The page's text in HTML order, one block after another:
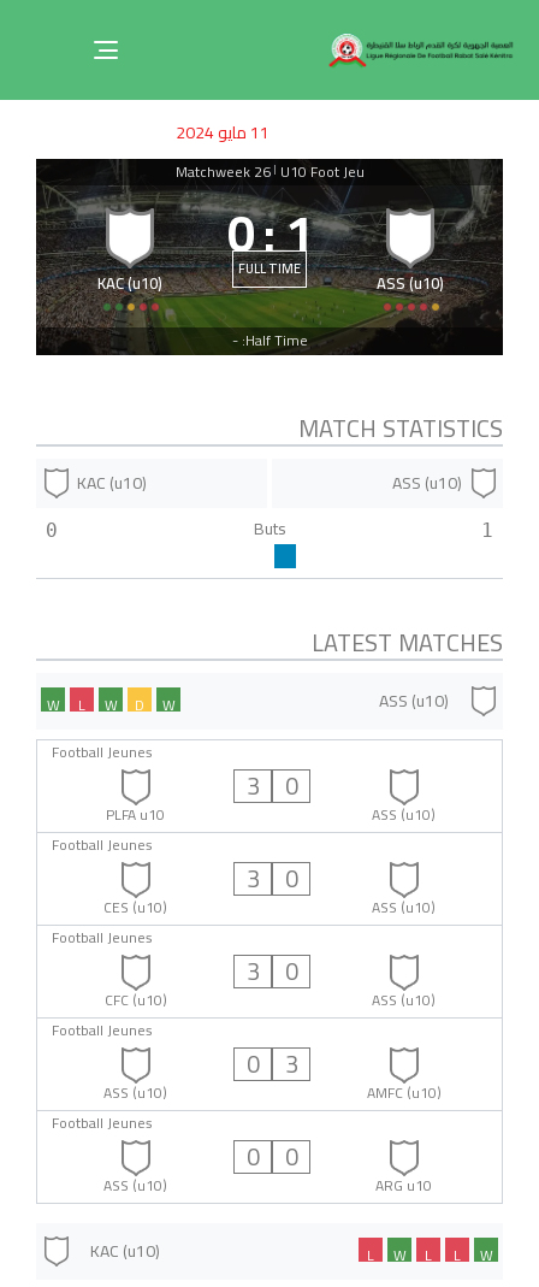
Toggle
IN:on:
11 مايو 2024
U10 Foot Jeu
|
Matchweek 26
ASS (u10)
1
:
0FULL TIME
KAC (u10)
Half Time: -
MATCH STATISTICS
ASS (u10)
KAC (u10)
1
Buts
0
LATEST MATCHES
ASS (u10)
W
D
W
L
W
Football Jeunes
PLFA u10
3 0
ASS (u10)
Football Jeunes
CES (u10)
3 0
ASS (u10)
Football Jeunes
CFC (u10)
3 0
ASS (u10)
Football Jeunes
ASS (u10)
0 3
AMFC (u10)
Football Jeunes
ASS (u10)
0 0
ARG u10
KAC (u10) W
L
L
W
L